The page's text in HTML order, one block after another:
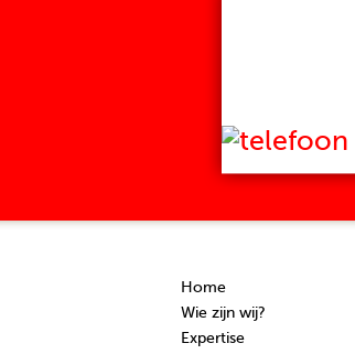
Home
Wie zijn wij?
Expertise